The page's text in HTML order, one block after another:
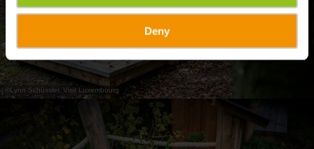
Deny
© Lynn Schüssler, Visit Luxembourg